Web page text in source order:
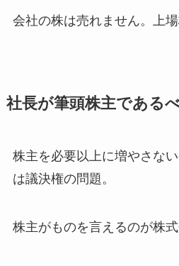
会社の株は売れません。上場
社長が筆頭株主である
株主を必要以上に増やさな
は議決権の問題。
株主がものを言えるのが株式